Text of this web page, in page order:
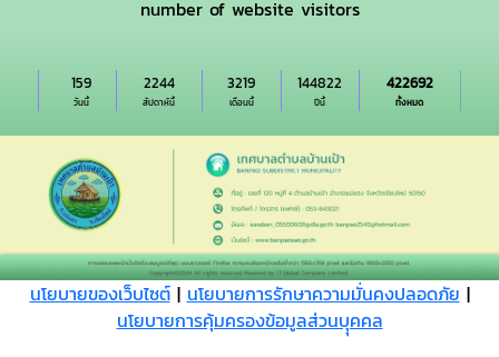
number of website visitors
วันนี้
159
สัปดาห์นี้
2244
เดือนนี้
3219
ปีนี้
144822
ทั้งหมด
422692
นโยบายของเว็บไซต์| นโยบายการรักษาความมั่นคงปลอดภัย |
นโยบายการคุ้มครองข้อมูลส่วนบุุคคล